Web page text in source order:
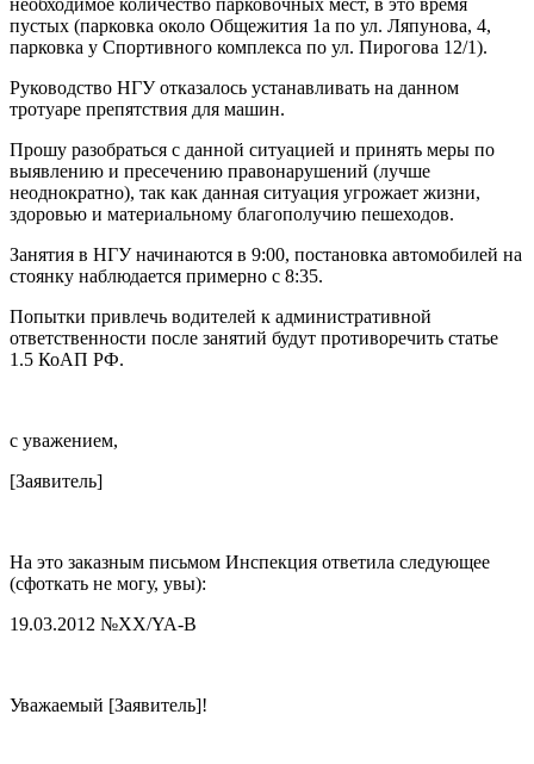
необходимое количество парковочных мест, в это время
пустых (парковка около Общежития 1а по ул. Ляпунова, 4,
парковка у Спортивного комплекса по ул. Пирогова 12/1).
Руководство НГУ отказалось устанавливать на данном
тротуаре препятствия для машин.
Прошу разобраться с данной ситуацией и принять меры по
выявлению и пресечению правонарушений (лучше
неоднократно), так как данная ситуация угрожает жизни,
здоровью и материальному благополучию пешеходов.
Занятия в НГУ начинаются в 9:00, постановка автомобилей на
стоянку наблюдается примерно с 8:35.
Попытки привлечь водителей к административной
ответственности после занятий будут противоречить статье
1.5 КоАП РФ.
с уважением,
[Заявитель]
На это заказным письмом Инспекция ответила следующее
(сфоткать не могу, увы):
19.03.2012 №XX/YA-B
Уважаемый [Заявитель]!